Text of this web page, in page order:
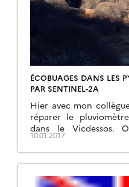
ÉCOBUAGES DANS LES
PAR SENTINEL-2A
Hier avec mon
réparer le
dans le Vicdessos.
anormale à cette
largement calciné ce
aspect désolant. Le
certains secteurs
10.01.2017